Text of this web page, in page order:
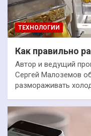
ТЕХНОЛОГИИ
Как правильно
Автор и ведущий
Сергей Малоземов
размораживать